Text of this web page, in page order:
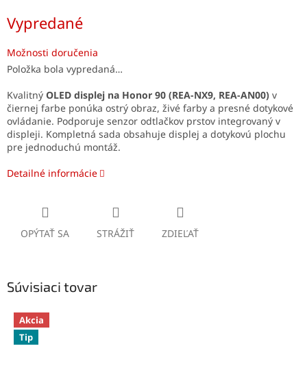
cena:
Vypredané
Možnosti doručenia
Položka bola vypredaná…
Kvalitný OLED displej na Honor 90 (REA-NX9, REA-AN00) v
čiernej farbe ponúka ostrý obraz, živé farby a presné dotykové
ovládanie. Podporuje senzor odtlačkov prstov integrovaný v
displeji. Kompletná sada obsahuje displej a dotykovú plochu
pre jednoduchú montáž.
Detailné informácie
OPÝTAŤ SA STRÁŽIŤ ZDIEĽAŤ
Súvisiaci tovar
Akcia
Tip